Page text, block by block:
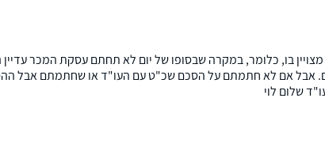
בו, כלומר, במקרה שבסופו של יום לא תחתם עסקת המכר עדיין
אבל אם לא חתמתם על הסכם שכ"ט עם העו"ד או שחתמתם אבל
שלום לוי